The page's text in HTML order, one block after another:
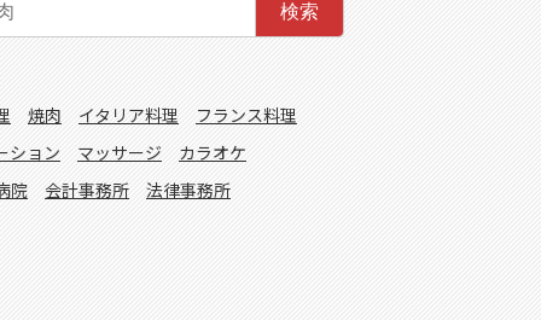
検索
焼肉 イタリア料理
フランス料理
ション マッサージ
カラオケ
院 会計事務所 法律事務所